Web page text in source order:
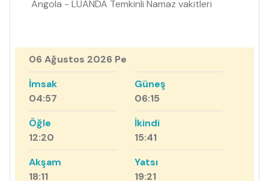
Angola - LUANDA Temkinli Namaz vakitleri
06 Ağustos 2026 Pe
İmsak
04:57
Güneş
06:15
Öğle
12:20
İkindi
15:41
Akşam
18:11
Yatsı
19:21